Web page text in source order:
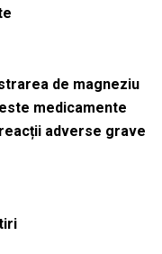
de magneziu
medicamente
adverse grave